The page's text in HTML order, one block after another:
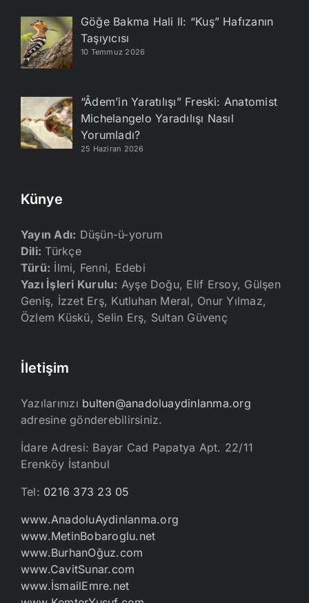
Göğe Bakma Hali II: “Kuş” Hafızanın
Taşıyıcısı
10 Temmuz 2026
“Âdem’in Yaratılışı” Freski: Anatomist
Michelangelo Yaradılışı Nasıl
Yorumladı?
25 Haziran 2026
Künye
Yayın Adı: Düşün-ü-yorum
Dili: Türkçe
Türü: İlmi, Fenni, Edebi
Yazı İşleri Kurulu: Ayşe Doğu, Elif Ersoy, Gülşen
Geniş, İzzet Erş, Kutluhan Meral, Onur Yılmaz,
Özlem Küskü, Selin Erş, Sultan Güvenç
İletişim
Yazılarınızı bulten@anadoluaydinlanma.org
adresine gönderebilirsiniz.
İdare Adresi: Bayar Cad Papatya Apt. 22/11
Erenköy İstanbul
Tel: 0216 373 23 05
www.AnadoluAydinlanma.org
www.MetinBobaroglu.net
www.BurhanOğuz.com
www.CavitSunar.com
www.İsmailEmre.net